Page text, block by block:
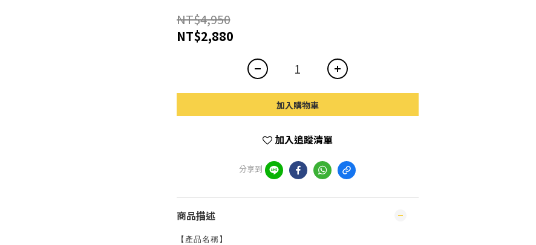
NT$4,950
NT$2,880
加入購物車
加入追蹤清單
分享到
商品描述
【產品名稱】